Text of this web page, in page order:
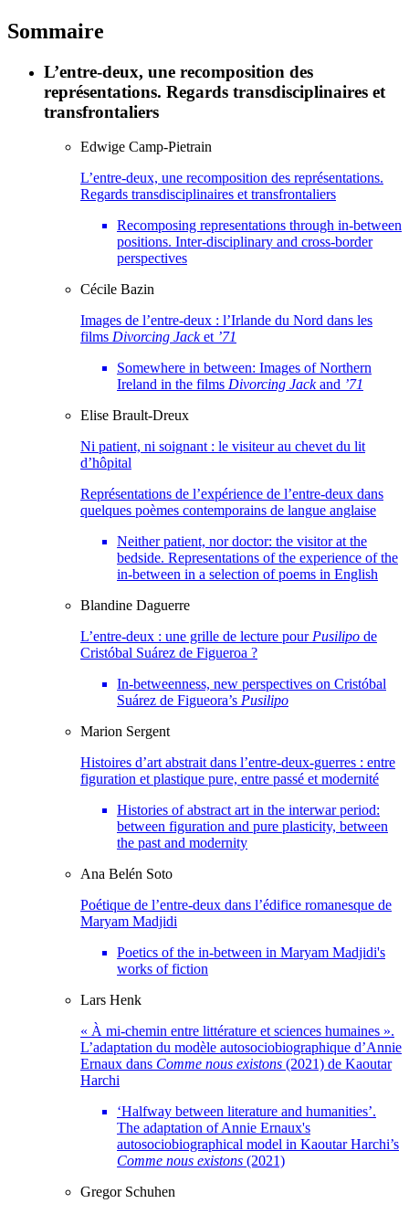
Sommaire
L’entre-deux, une recomposition des
représentations. Regards transdisciplinaires et
transfrontaliers
Edwige Camp-Pietrain
L’entre-deux, une recomposition des représentations.
Regards transdisciplinaires et transfrontaliers
Recomposing representations through in-between
positions. Inter-disciplinary and cross-border
perspectives
Cécile Bazin
Images de l’entre-deux : l’Irlande du Nord dans les
films Divorcing Jacket ’71
Somewhere in between: Images of Northern
Ireland in the films Divorcing Jackand ’71
Elise Brault-Dreux
Ni patient, ni soignant : le visiteur au chevet du lit
d’hôpital
Représentations de l’expérience de l’entre-deux dans
quelques poèmes contemporains de langue anglaise
Neither patient, nor doctor: the visitor at the
bedside. Representations of the experience of the
in-between in a selection of poems in English
Blandine Daguerre
L’entre-deux : une grille de lecture pour Pusilipo de
Cristóbal Suárez de Figueroa ?
In-betweenness, new perspectives on Cristóbal
Suárez de Figueora’s Pusilipo
Marion Sergent
Histoires d’art abstrait dans l’entre-deux-guerres : entre
figuration et plastique pure, entre passé et modernité
Histories of abstract art in the interwar period:
between figuration and pure plasticity, between
the past and modernity
Ana Belén Soto
Poétique de l’entre-deux dans l’édifice romanesque de
Maryam Madjidi
Poetics of the in-between in Maryam Madjidi's
works of fiction
Lars Henk
« À mi-chemin entre littérature et sciences humaines ».
L’adaptation du modèle autosociobiographique d’Annie
Ernaux dans Comme nous existons (2021) de Kaoutar
Harchi
‘Halfway between literature and humanities’.
The adaptation of Annie Ernaux's
autosociobiographical model in Kaoutar Harchi’s
Comme nous existons (2021)
Gregor Schuhen